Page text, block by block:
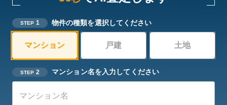
STEP 1 物件の種類を選択してください
マンション 戸建 土地
STEP 2 マンション名を入力してください